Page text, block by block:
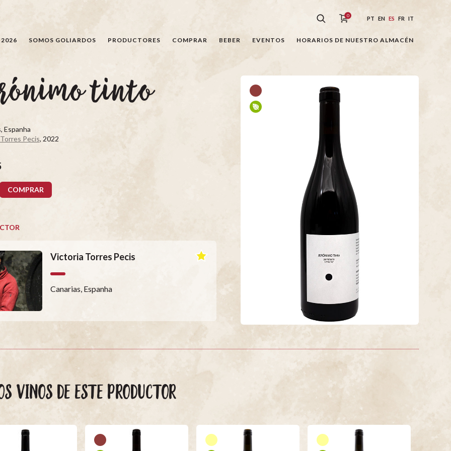
0 PT EN ES FR IT
SOMOS GOLIARDOS PRODUCTORES COMPRAR BEBER EVENTOS HORARIOS DE NUESTRO ALMACÉN
tinto
Espanha
Pecis, 2022
COMPRAR
Victoria Torres Pecis
Canarias, Espanha
VINOS DE ESTE PRODUCTOR